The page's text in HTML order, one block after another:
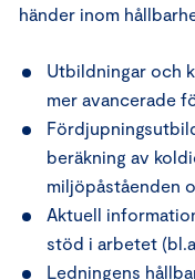
händer inom
Utbildningar och
mer avancerade
beräkning av
miljöpåståenden
Aktuell
stöd i arbetet
Ledningens